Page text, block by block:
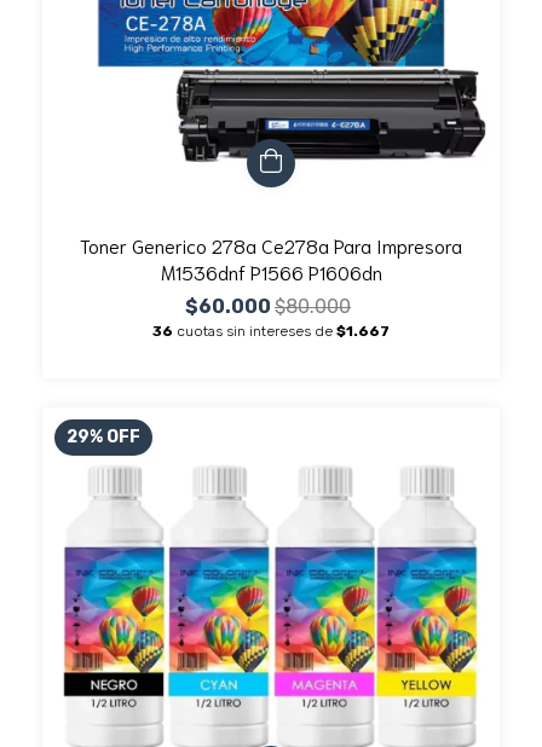
Toner Generico 278a Ce278a Para Impresora
M1536dnf P1566 P1606dn
$60.000 $80.000
36 cuotas sin intereses de $1.667
29% OFF